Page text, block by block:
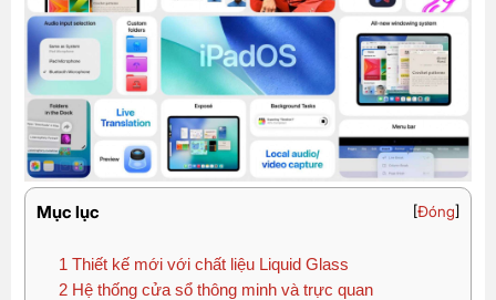
Mục lục [Đóng]
1 Thiết kế mới với chất liệu Liquid Glass
2 Hệ thống cửa sổ thông minh và trực quan